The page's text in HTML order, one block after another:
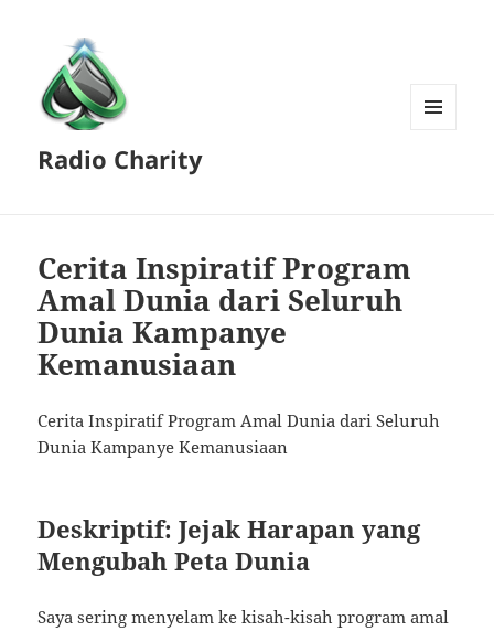
Radio Charity
Cerita Inspiratif Program
Amal Dunia dari Seluruh
Dunia Kampanye
Kemanusiaan
Cerita Inspiratif Program Amal Dunia dari Seluruh
Dunia Kampanye Kemanusiaan
Deskriptif: Jejak Harapan yang
Mengubah Peta Dunia
Saya sering menyelam ke kisah-kisah program amal